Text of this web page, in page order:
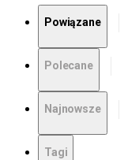
Powiązane
Polecane
Najnowsze
Tagi